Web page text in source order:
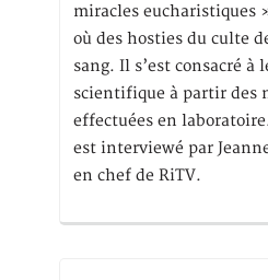
miracles eucharistiques
où des hosties du culte
sang. Il s’est consacré à
scientifique à partir des
effectuées en
est interviewé par
en chef de RiTV.